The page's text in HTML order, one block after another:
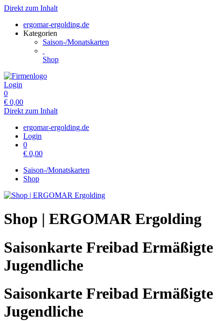
Direkt zum Inhalt
ergomar-ergolding.de
Kategorien
Saison-/Monatskarten
Shop
Login
0
€ 0,00
Direkt zum Inhalt
ergomar-ergolding.de
Login
0
€ 0,00
Saison-/Monatskarten
Shop
Shop | ERGOMAR Ergolding
Saisonkarte Freibad Ermäßigte
Jugendliche
Saisonkarte Freibad Ermäßigte
Jugendliche